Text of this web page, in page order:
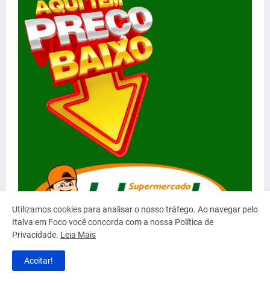
Utilizamos cookies para analisar o nosso tráfego. Ao navegar pelo
Italva em Foco você concorda com a nossa Política de
Privacidade. Leia Mais
Aceitar!